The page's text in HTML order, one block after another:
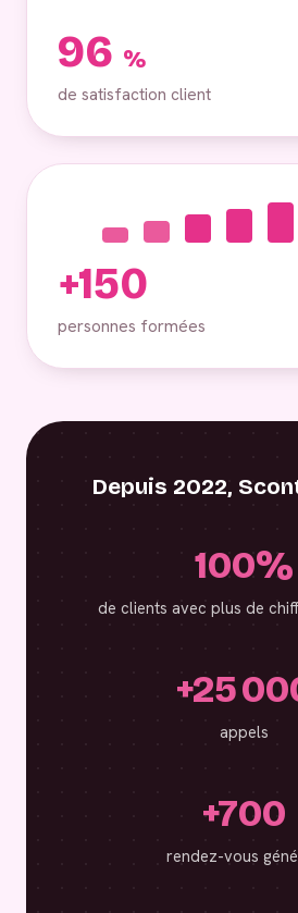
96 %
de satisfaction client
+150
personnes formées
Depuis 2022,
100%
de clients avec plus de
+25
appels
+700
rendez-vous